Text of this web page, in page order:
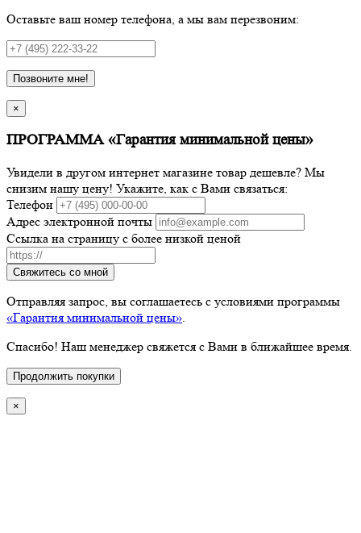
Оставьте ваш номер телефона, а мы вам перезвоним:
Позвоните мне!
×
ПРОГРАММА «Гарантия минимальной цены»
Увидели в другом интернет магазине товар дешевле? Мы
снизим нашу цену! Укажите, как с Вами связаться:
Телефон
Адрес электронной почты
Ссылка на страницу с более низкой ценой
Свяжитесь со мной
Отправляя запрос, вы соглашаетесь с условиями программы
«Гарантия минимальной цены».
Спасибо! Наш менеджер свяжется с Вами в ближайшее время.
Продолжить покупки
×